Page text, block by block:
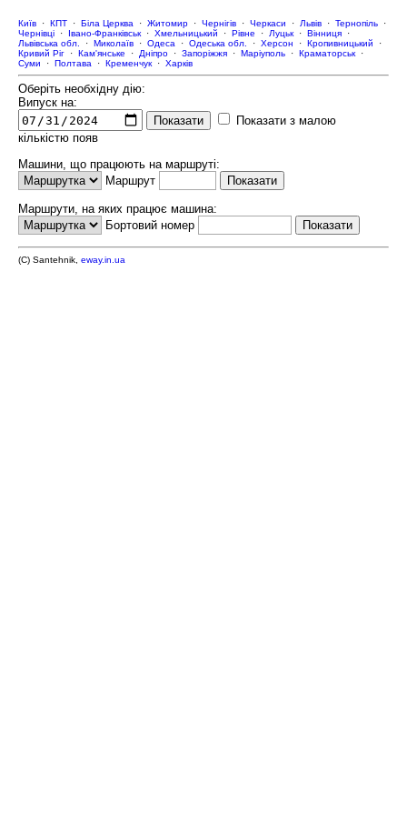
Київ · КПТ · Біла Церква · Житомир · Чернігів · Черкаси · Львів · Тернопіль ·
Чернівці · Івано-Франківськ · Хмельницький · Рівне · Луцьк · Вінниця ·
Львівська обл.
· Миколаїв · Одеса · Одеська обл. · Херсон · Кропивницький ·
Кривий Ріг · Кам'янське · Дніпро · Запоріжжя · Маріуполь · Краматорськ ·
Суми · Полтава · Кременчук · Харків
Оберіть необхідну дію:
Випуск на:
Показати з малою
кількістю появ
Машини, що працюють на маршруті:
Маршрут
Маршрути, на яких працює машина:
Бортовий номер
(C) Santehnik, eway.in.ua